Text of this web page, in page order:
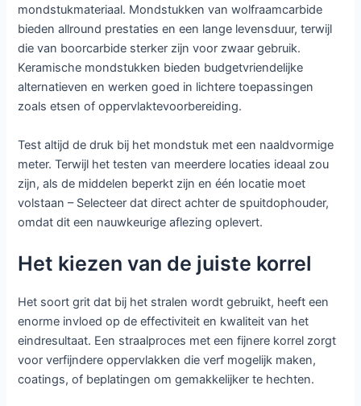
mondstukmateriaal. Mondstukken van wolfraamcarbide
bieden allround prestaties en een lange levensduur, terwijl
die van boorcarbide sterker zijn voor zwaar gebruik.
Keramische mondstukken bieden budgetvriendelijke
alternatieven en werken goed in lichtere toepassingen
zoals etsen of oppervlaktevoorbereiding.
Test altijd de druk bij het mondstuk met een naaldvormige
meter. Terwijl het testen van meerdere locaties ideaal zou
zijn, als de middelen beperkt zijn en één locatie moet
volstaan – Selecteer dat direct achter de spuitdophouder,
omdat dit een nauwkeurige aflezing oplevert.
Het kiezen van de juiste korrel
Het soort grit dat bij het stralen wordt gebruikt, heeft een
enorme invloed op de effectiviteit en kwaliteit van het
eindresultaat. Een straalproces met een fijnere korrel zorgt
voor verfijndere oppervlakken die verf mogelijk maken,
coatings, of beplatingen om gemakkelijker te hechten.